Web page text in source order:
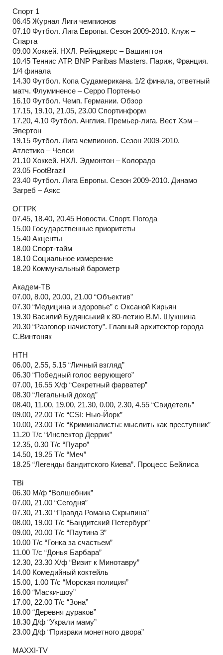
Спорт 1
06.45 Журнал Лиги чемпионов
07.10 Футбол. Лига Европы. Сезон 2009-2010. Клуж –
Спарта
09.00 Хоккей. НХЛ. Рейнджерс – Вашингтон
10.45 Теннис АТР. BNP Paribas Masters. Париж, Франция.
1/4 финала
14.30 Футбол. Копа Судамерикана. 1/2 финала, ответный
матч. Флуминенсе – Серро Портеньо
16.10 Футбол. Чемп. Германии. Обзор
17.15, 19.10, 21.05, 23.00 Спортинформ
17.20, 4.10 Футбол. Англия. Премьер-лига. Вест Хэм –
Эвертон
19.15 Футбол. Лига чемпионов. Сезон 2009-2010.
Атлетико – Челси
21.10 Хоккей. НХЛ. Эдмонтон – Колорадо
23.05 FootBrazil
23.40 Футбол. Лига Европы. Сезон 2009-2010. Динамо
Загреб – Аякс
ОГТРК
07.45, 18.40, 20.45 Новости. Спорт. Погода
15.00 Государственные приоритеты
15.40 Акценты
18.00 Спорт-тайм
18.10 Социальное измерение
18.20 Коммунальный барометр
Академ-ТВ
07.00, 8.00, 20.00, 21.00 “Объектив”
07.30 “Медицина и здоровье” с Оксаной Кирьян
19.30 Василий Будянський к 80-летию В.М. Шукшина
20.30 “Разговор начистоту”. Главный архитектор города
С.Винтоняк
НТН
06.00, 2.55, 5.15 “Личный взгляд”
06.30 “Победный голос верующего”
07.00, 16.55 Х/ф “Секретный фарватер”
08.30 “Легальный доход”
08.40, 11.00, 19.00, 21.30, 0.00, 2.30, 4.55 “Свидетель”
09.00, 22.00 Т/с “CSI: Нью-Йорк”
10.00, 23.00 Т/с “Криминалисты: мыслить как преступник”
11.20 Т/с “Инспектор Деррик”
12.35, 0.30 Т/с “Пуаро”
14.50, 19.25 Т/с “Меч”
18.25 “Легенды бандитского Киева”. Процесс Бейлиса
ТВi
06.30 М/ф “Волшебник”
07.00, 21.00 “Сегодня”
07.30, 21.30 “Правда Романа Скрыпина”
08.00, 19.00 Т/с “Бандитский Петербург”
09.00, 20.00 Т/с “Паутина 3”
10.00 Т/с “Гонка за счастьем”
11.00 Т/с “Донья Барбара”
12.30, 23.30 Х/ф “Визит к Минотавру”
14.00 Комедийный коктейль
15.00, 1.00 Т/с “Морская полиция”
16.00 “Маски-шоу”
17.00, 22.00 Т/с “Зона”
18.00 “Деревня дураков”
18.30 Д/ф “Украли маму”
23.00 Д/ф “Призраки монетного двора”
MAXXI-TV